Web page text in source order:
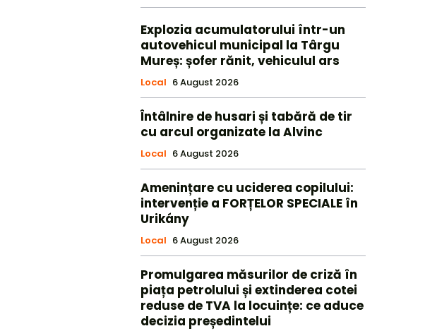
Explozia acumulatorului într-un
autovehicul municipal la Târgu
Mureș: șofer rănit, vehiculul ars
Local 6 August 2026
Întâlnire de husari și tabără de tir
cu arcul organizate la Alvinc
Local 6 August 2026
Amenințare cu uciderea copilului:
intervenție a FORȚELOR SPECIALE în
Urikány
Local 6 August 2026
Promulgarea măsurilor de criză în
piața petrolului și extinderea cotei
reduse de TVA la locuințe: ce aduce
decizia președintelui